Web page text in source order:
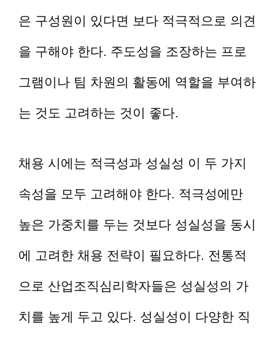
은 구성원이 있다면 보다 적극적으로 의견
을 구해야 한다. 주도성을 조장하는 프로
그램이나 팀 차원의 활동에 역할을 부여하
는 것도 고려하는 것이 좋다.
채용 시에는 적극성과 성실성 이 두 가지
속성을 모두 고려해야 한다. 적극성에만
높은 가중치를 두는 것보다 성실성을 동시
에 고려한 채용 전략이 필요하다. 전통적
으로 산업조직심리학자들은 성실성의 가
치를 높게 두고 있다. 성실성이 다양한 직